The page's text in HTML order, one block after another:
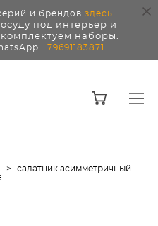
и брендов здесь
под интерьер и
наборы.
+79691183871
>
салатник асимметричный